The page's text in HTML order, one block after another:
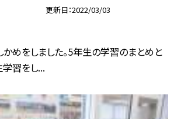
更新日 2022/03/03
めをしました。5年生の学習のまとめと
学習をし...